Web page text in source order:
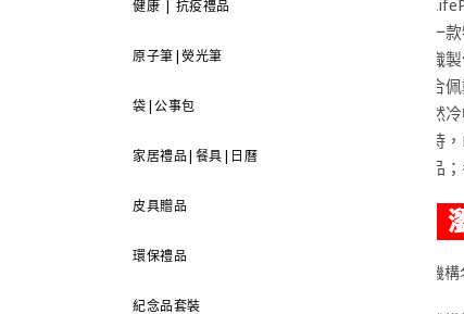
健康 | 抗疫禮品
原子筆|熒光筆
袋|公事包
家居禮品|餐具|日曆
皮具贈品
環保禮品
紀念品套裝
一
織
合
然
時
品
機